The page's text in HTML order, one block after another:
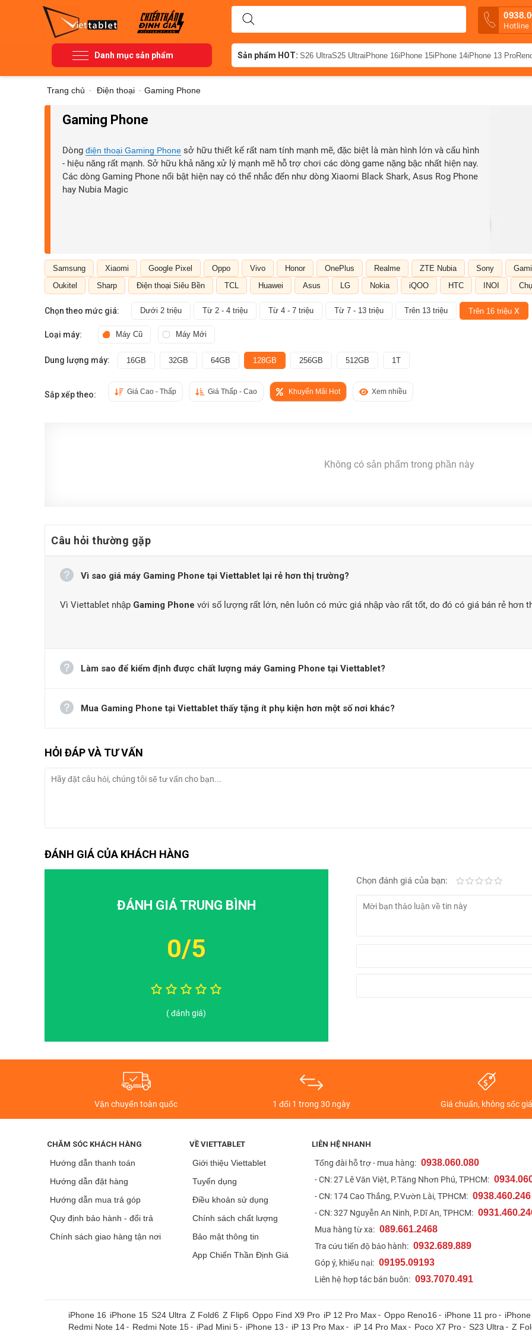
Hotline
Danh mục sản phẩm Sản phẩm HOT: S26 UltraS25 UltraiPhone 16iPhone 15iPhone 14iPhone 13 Pro
Trang chủ - Điện thoại - Gaming Phone
Gaming Phone
Dòng điện thoại Gaming Phone sở hữu thiết kế rất nam tính mạnh mẽ, đặc biệt là màn hình lớn và cấu hình
- hiệu năng rất mạnh. Sở hữu khả năng xử lý mạnh mẽ hỗ trợ chơi các dòng game nặng bậc nhất hiện nay.
Các dòng Gaming Phone nổi bật hiện nay có thể nhắc đến như dòng Xiaomi Black Shark, Asus Rog Phone
hay Nubia Magic
Samsung Xiaomi Google Pixel Oppo Vivo Honor OnePlus Realme ZTE Nubia Sony
Oukitel
Sharp Điện thoại Siêu Bền TCL Huawei Asus LG Nokia iQOO HTC INOI
Chọn theo mức giá: Dưới 2 triệu Từ 2 - 4 triệu Từ 4 - 7 triệu Từ 7 - 13 triệu Trên 13 triệu Trên 16 triệu X
Loại máy: Máy Cũ Máy Mới
Dung lượng máy: 16GB 32GB 64GB 128GB 256GB 512GB 1T
Sắp xếp theo: Giá Cao - Thấp Giá Thấp - Cao Khuyến Mãi Hot Xem nhiều
Không có sản phẩm trong phần này
Câu hỏi thường gặp
Vì sao giá máy Gaming Phone tại Viettablet lại rẻ hơn thị trường?
Vì Viettablet nhập Gaming Phone với số lượng rất lớn, nên luôn có mức giá nhập vào rất tốt, do đó có giá bán rẻ hơn
Làm sao để kiểm định được chất lượng máy Gaming Phone tại Viettablet?
Mua Gaming Phone tại Viettablet thấy tặng ít phụ kiện hơn một số nơi khác?
HỎI ĐÁP VÀ TƯ VẤN
ĐÁNH GIÁ CỦA KHÁCH HÀNG
ĐÁNH GIÁ TRUNG BÌNH
0/5
( đánh giá)
Chọn đánh giá của bạn: Rất tốt
Trung bình
Fair
Kém
Vận chuyển toàn quốc 1 đổi 1 trong 30 ngày Giá chuẩn, không sốc
CHĂM SÓC KHÁCH HÀNG
Hướng dẫn thanh toán
Hướng dẫn đặt hàng
Hướng dẫn mua trả góp
Quy định bảo hành - đổi trả
Chính sách giao hàng tận nơi
VỀ VIETTABLET
Giới thiệu Viettablet
Tuyển dụng
Điều khoản sử dụng
Chính sách chất lượng
Bảo mật thông tin
App Chiến Thần Định Giá
LIÊN HỆ NHANH
Tổng đài hỗ trợ - mua hàng: 0938.060.080
- CN: 27 Lê Văn Việt, P.Tăng Nhơn Phú, TPHCM:
- CN: 174 Cao Thắng, P.Vườn Lài, TPHCM: 0938.460.246
- CN: 327 Nguyễn An Ninh, P.Dĩ An, TPHCM:
Mua hàng từ xa: 089.661.2468
Tra cứu tiến độ bảo hành: 0932.689.889
Góp ý, khiếu nại: 09195.09193
Liên hệ hợp tác bán buôn: 093.7070.491
iPhone 16 iPhone 15 S24 Ultra Z Fold6 Z Flip6 Oppo Find X9 Pro iP 12 Pro Max- Oppo Reno16 - iPhone 11 pro-
Redmi Note 14- Redmi Note 15- iPad Mini 5- iPhone 13 - iP 13 Pro Max- iP 14 Pro Max- Poco X7 Pro- S23 Ultra - Z